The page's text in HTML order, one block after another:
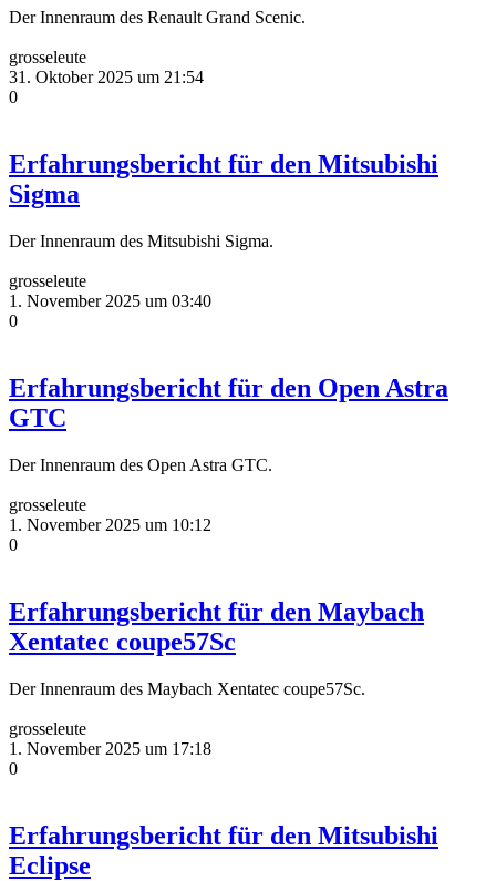
Der Innenraum des Renault Grand Scenic.
grosseleute
31. Oktober 2025 um 21:54
0
Erfahrungsbericht für den Mitsubishi
Sigma
Der Innenraum des Mitsubishi Sigma.
grosseleute
1. November 2025 um 03:40
0
Erfahrungsbericht für den Open Astra
GTC
Der Innenraum des Open Astra GTC.
grosseleute
1. November 2025 um 10:12
0
Erfahrungsbericht für den Maybach
Xentatec coupe57Sc
Der Innenraum des Maybach Xentatec coupe57Sc.
grosseleute
1. November 2025 um 17:18
0
Erfahrungsbericht für den Mitsubishi
Eclipse